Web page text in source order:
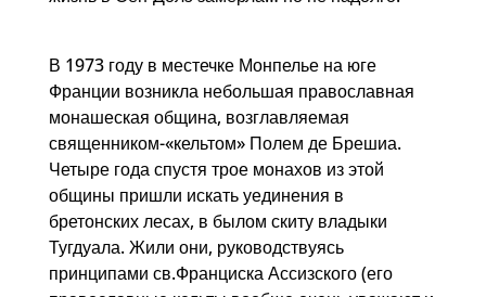
В 1973 году в местечке Монпелье на юге
Франции возникла небольшая православная
монашеская община, возглавляемая
священником-«кельтом» Полем де Брешиа.
Четыре года спустя трое монахов из этой
общины пришли искать уединения в
бретонских лесах, в былом скиту владыки
Тугдуала. Жили они, руководствуясь
принципами св.Франциска Ассизского (его